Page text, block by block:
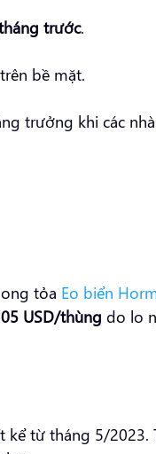
trước.
bề mặt.
trưởng khi các
tỏa Eo biển
USD/thùng do lo
kể từ tháng 5/2023.